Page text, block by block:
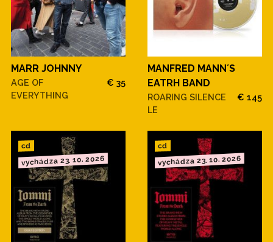
MARR JOHNNY
AGE OF
EVERYTHING
€ 35
MANFRED MANN´S
EATRH BAND
ROARING SILENCE
LE
€ 145
cd
vychádza 23. 10. 2026
cd
vychádza 23. 10. 2026